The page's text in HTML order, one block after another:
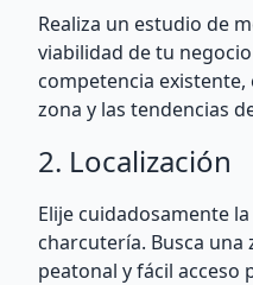
Realiza un estudio de
viabilidad de tu
competencia
zona y las tendencias
2. Localización
Elije cuidadosamente
charcutería. Busca
peatonal y fácil acceso